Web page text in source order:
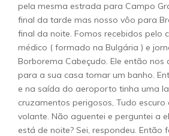
pela mesma estrada para Campo
final da tarde mas nosso vôo para
final da noite. Fomos recebidos pelo
médico ( formado na Bulgária ) e
Borborema Cabeçudo. Ele então nos
para a sua casa tomar um banho.
e na saída do aeroporto tinha uma
cruzamentos perigosos, Tudo escuro
volante. Não aguentei e perguntei a
está de noite? Sei, respondeu. Então